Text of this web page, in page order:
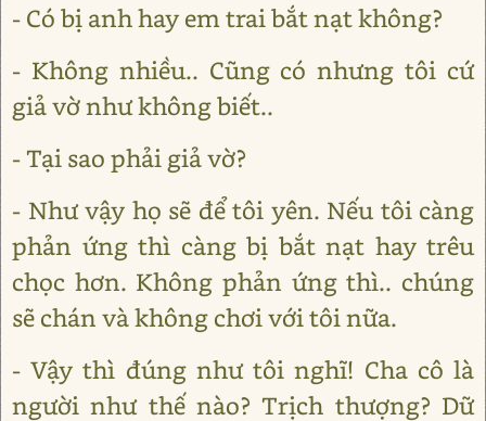
- Có bị anh hay em trai bắt nạt không?
- Không nhiều.. Cũng có nhưng tôi cứ
giả vờ như không biết..
- Tại sao phải giả vờ?
- Như vậy họ sẽ để tôi yên. Nếu tôi càng
phản ứng thì càng bị bắt nạt hay trêu
chọc hơn. Không phản ứng thì.. chúng
sẽ chán và không chơi với tôi nữa.
- Vậy thì đúng như tôi nghĩ! Cha cô là
người như thế nào? Trịch thượng? Dữ